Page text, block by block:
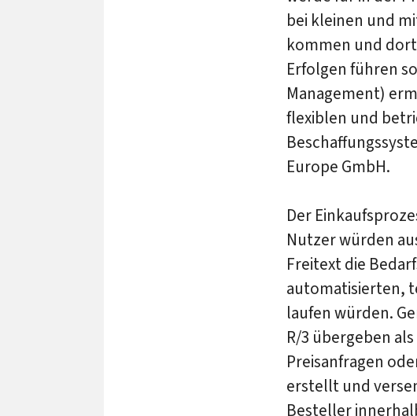
bei kleinen und
kommen und
Erfolgen führen
Management)
flexiblen und
Europe GmbH.
Der
Nutzer würden
Freitext die
automatisierten,
laufen würden.
R/3 übergeben
Preisanfragen
erstellt und
Besteller